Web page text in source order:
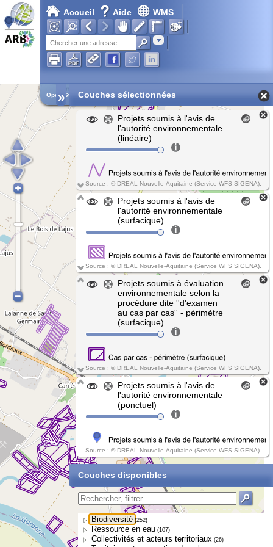
Accueil Aide WMS
Adresse
Chargement en cours...
Open Street Map
» Couches sélectionnées
Projets soumis à l'avis de
l'autorité environnementale
(linéaire)
Source : © DREAL Nouvelle-Aquitaine (Service WFS SIGENA).
Projets soumis à l'avis de
l'autorité environnementale
(surfacique)
Source : © DREAL Nouvelle-Aquitaine (Service WFS SIGENA).
Projets soumis à évaluation
environnementale selon la
procédure dite ''d'examen
au cas par cas'' - périmètre
(surfacique)
Source : © DREAL Nouvelle-Aquitaine (Service WFS SIGENA).
Projets soumis à l'avis de
l'autorité environnementale
(ponctuel)
Source : © DREAL Nouvelle-Aquitaine (Service WFS SIGENA).
Couches disponibles
Biodiversité (252)
Ressource en eau (107)
Collectivités et acteurs territoriaux (26)